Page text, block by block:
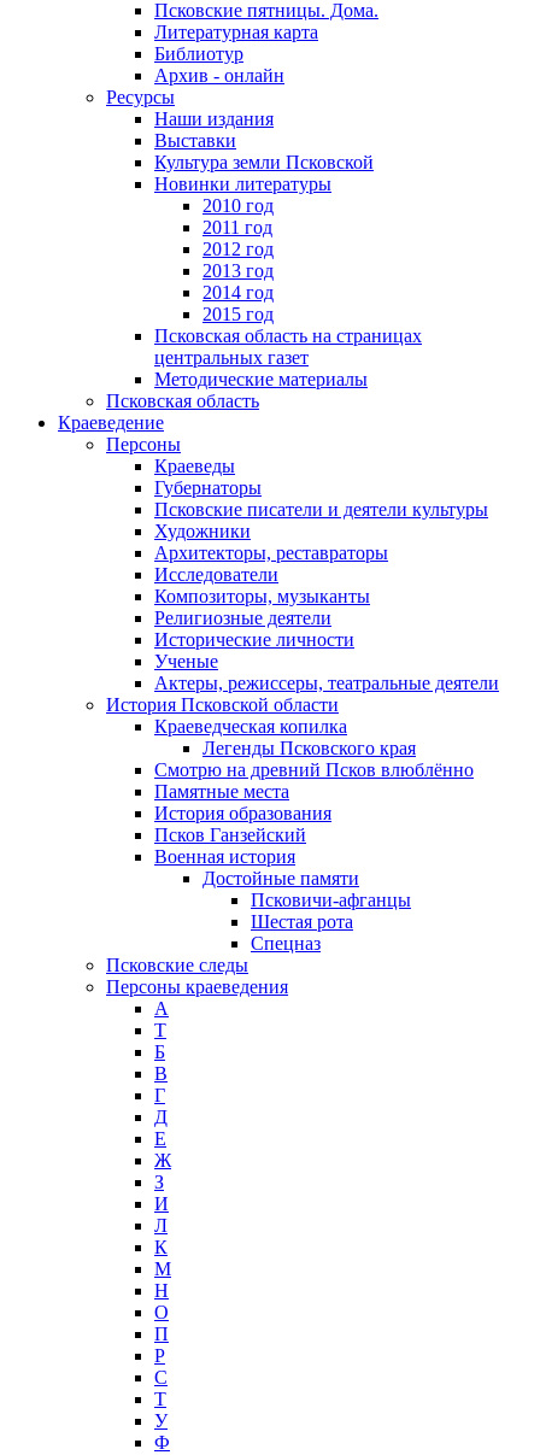
Псковские пятницы. Дома.
Литературная карта
Библиотур
Архив - онлайн
Ресурсы
Наши издания
Выставки
Культура земли Псковской
Новинки литературы
2010 год
2011 год
2012 год
2013 год
2014 год
2015 год
Псковская область на страницах
центральных газет
Методические материалы
Псковская область
Краеведение
Персоны
Краеведы
Губернаторы
Псковские писатели и деятели культуры
Художники
Архитекторы, реставраторы
Исследователи
Композиторы, музыканты
Религиозные деятели
Исторические личности
Ученые
Актеры, режиссеры, театральные деятели
История Псковской области
Краеведческая копилка
Легенды Псковского края
Смотрю на древний Псков влюблённо
Памятные места
История образования
Псков Ганзейский
Военная история
Достойные памяти
Псковичи-афганцы
Шестая рота
Спецназ
Псковские следы
Персоны краеведения
А
T
Б
В
Г
Д
Е
Ж
З
И
Л
К
М
Н
О
П
Р
С
Т
У
Ф